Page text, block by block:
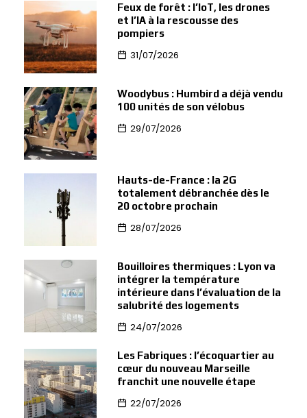
Feux de forêt : l’IoT, les drones
et l’IA à la rescousse des
pompiers
31/07/2026
Woodybus : Humbird a déjà vendu
100 unités de son vélobus
29/07/2026
Hauts-de-France : la 2G
totalement débranchée dès le
20 octobre prochain
28/07/2026
Bouilloires thermiques : Lyon va
intégrer la température
intérieure dans l’évaluation de la
salubrité des logements
24/07/2026
Les Fabriques : l’écoquartier au
cœur du nouveau Marseille
franchit une nouvelle étape
22/07/2026